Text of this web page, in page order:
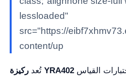
lessloaded"
src="https://
content/up
تُعد ركيزة YRA402